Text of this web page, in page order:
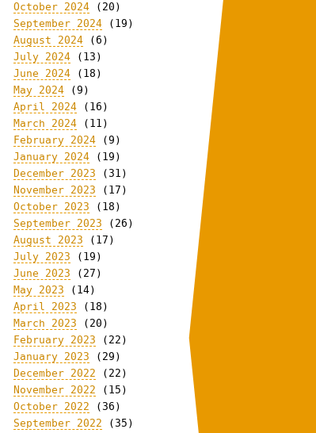
October 2024 (20)
September 2024 (19)
August 2024 (6)
July 2024 (13)
June 2024 (18)
May 2024 (9)
April 2024 (16)
March 2024 (11)
February 2024 (9)
January 2024 (19)
December 2023 (31)
November 2023 (17)
October 2023 (18)
September 2023 (26)
August 2023 (17)
July 2023 (19)
June 2023 (27)
May 2023 (14)
April 2023 (18)
March 2023 (20)
February 2023 (22)
January 2023 (29)
December 2022 (22)
November 2022 (15)
October 2022 (36)
September 2022 (35)